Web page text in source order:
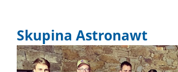
Skupina Astronawt